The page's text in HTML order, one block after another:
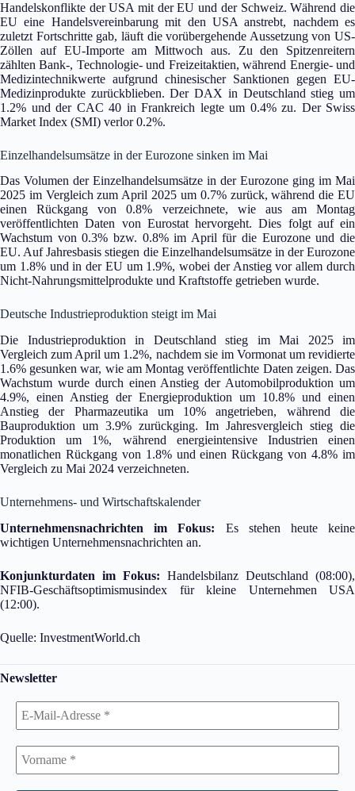
Handelskonflikte der USA mit der EU und der Schweiz. Während die
EU eine Handelsvereinbarung mit den USA anstrebt, nachdem es
zuletzt Fortschritte gab, läuft die vorübergehende Aussetzung von US-
Zöllen auf EU-Importe am Mittwoch aus. Zu den Spitzenreitern
zählten Bank-, Technologie- und Freizeitaktien, während Energie- und
Medizintechnikwerte aufgrund chinesischer Sanktionen gegen EU-
Medizinprodukte zurückblieben. Der DAX in Deutschland stieg um
1.2% und der CAC 40 in Frankreich legte um 0.4% zu. Der Swiss
Market Index (SMI) verlor 0.2%.
Einzelhandelsumsätze in der Eurozone sinken im Mai
Das Volumen der Einzelhandelsumsätze in der Eurozone ging im Mai
2025 im Vergleich zum April 2025 um 0.7% zurück, während die EU
einen Rückgang von 0.8% verzeichnete, wie aus am Montag
veröffentlichten Daten von Eurostat hervorgeht. Dies folgt auf ein
Wachstum von 0.3% bzw. 0.8% im April für die Eurozone und die
EU. Auf Jahresbasis stiegen die Einzelhandelsumsätze in der Eurozone
um 1.8% und in der EU um 1.9%, wobei der Anstieg vor allem durch
Nicht-Nahrungsmittelprodukte und Kraftstoffe getrieben wurde.
Deutsche Industrieproduktion steigt im Mai
Die Industrieproduktion in Deutschland stieg im Mai 2025 im
Vergleich zum April um 1.2%, nachdem sie im Vormonat um revidierte
1.6% gesunken war, wie am Montag veröffentlichte Daten zeigen. Das
Wachstum wurde durch einen Anstieg der Automobilproduktion um
4.9%, einen Anstieg der Energieproduktion um 10.8% und einen
Anstieg der Pharmazeutika um 10% angetrieben, während die
Bauproduktion um 3.9% zurückging. Im Jahresvergleich stieg die
Produktion um 1%, während energieintensive Industrien einen
monatlichen Rückgang von 1.8% und einen Rückgang von 4.8% im
Vergleich zu Mai 2024 verzeichneten.
Unternehmens- und Wirtschaftskalender
Unternehmensnachrichten im Fokus: Es stehen heute keine
wichtigen Unternehmensnachrichten an.
Konjunkturdaten im Fokus: Handelsbilanz Deutschland (08:00),
NFIB-Geschäftsoptimismusindex für kleine Unternehmen USA
(12:00).
Quelle: InvestmentWorld.ch
Newsletter